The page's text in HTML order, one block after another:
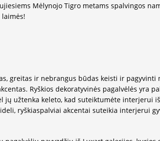
Mėlynojo Tigro metams spalvingos
greitas ir nebrangus būdas keisti ir
Ryškios dekoratyvinės pagalvėlės yra
jų užtenka keleto, kad suteiktumėte interjerui
ryškiaspalviai akcentai suteikia interjerui